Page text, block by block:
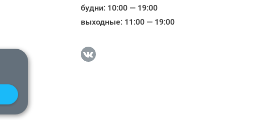
будни: 10:00 — 19:00
выходные: 11:00 — 19:00